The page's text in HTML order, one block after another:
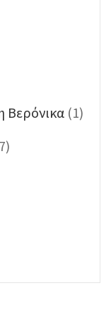
Βερόνικα (1)